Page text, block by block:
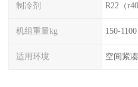
制冷剂 R22（
机组重量kg 150-1100
适用环境 空间紧